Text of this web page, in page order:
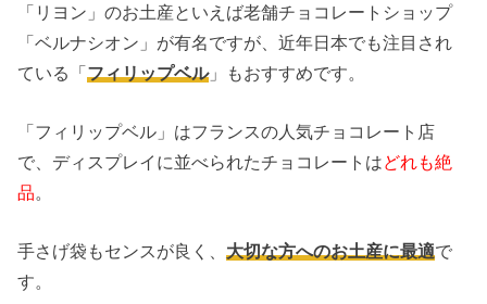
「リヨン」のお土産といえば老舗チョコレートショップ
「ベルナシオン」が有名ですが、近年日本でも注目され
ている「フィリップベル」もおすすめです。
「フィリップベル」はフランスの人気チョコレート店
で、ディスプレイに並べられたチョコレートはどれも絶
品。
手さげ袋もセンスが良く、大切な方へのお土産に最適で
す。